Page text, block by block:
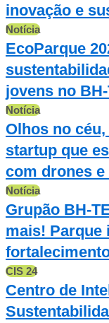
inovação e
Notícia
EcoParque
jovens no
Notícia
Olhos no
startup que
com drones e
Notícia
Grupão BH-
mais! Parque
CIS 24
Centro de